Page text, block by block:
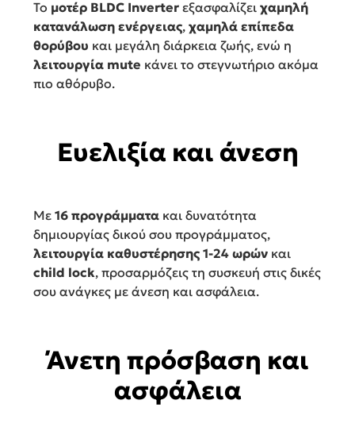
Το μοτέρ BLDC Inverter εξασφαλίζει χαμηλή
κατανάλωση ενέργειας, χαμηλά επίπεδα
θορύβου και μεγάλη διάρκεια ζωής, ενώ η
λειτουργία mute κάνει το στεγνωτήριο ακόμα
πιο αθόρυβο.
Ευελιξία και άνεση
Με 16 προγράμματα και δυνατότητα
δημιουργίας δικού σου προγράμματος,
λειτουργία καθυστέρησης 1-24 ωρών και
child lock, προσαρμόζεις τη συσκευή στις δικές
σου ανάγκες με άνεση και ασφάλεια.
Άνετη πρόσβαση και
ασφάλεια